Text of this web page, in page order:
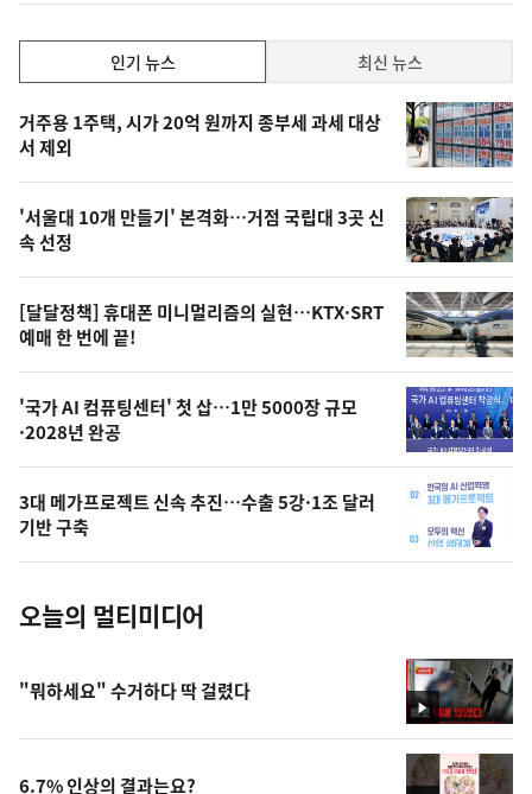
기,
최
신,
오
늘
의
영
상
오
늘
사
진
인기 뉴스 최신 뉴스
기
뉴
스
거주용 1주택, 시가 20억 원까지 종부세 과세 대상
서 제외
'서울대 10개 만들기' 본격화…거점 국립대 3곳 신
속 선정
[달달정책] 휴대폰 미니멀리즘의 실현…KTX·SRT
예매 한 번에 끝!
'국가 AI 컴퓨팅센터' 첫 삽…1만 5000장 규모
·2028년 완공
3대 메가프로젝트 신속 추진…수출 5강·1조 달러
기반 구축
오늘의 멀티미디어
영
상
"뭐하세요" 수거하다 딱 걸렸다
6.7% 인상의 결과는요?